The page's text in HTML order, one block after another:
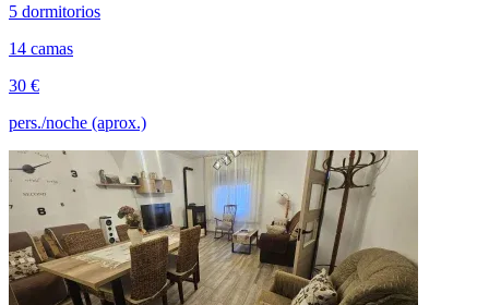
5 dormitorios
14 camas
30 €
pers./noche (aprox.)